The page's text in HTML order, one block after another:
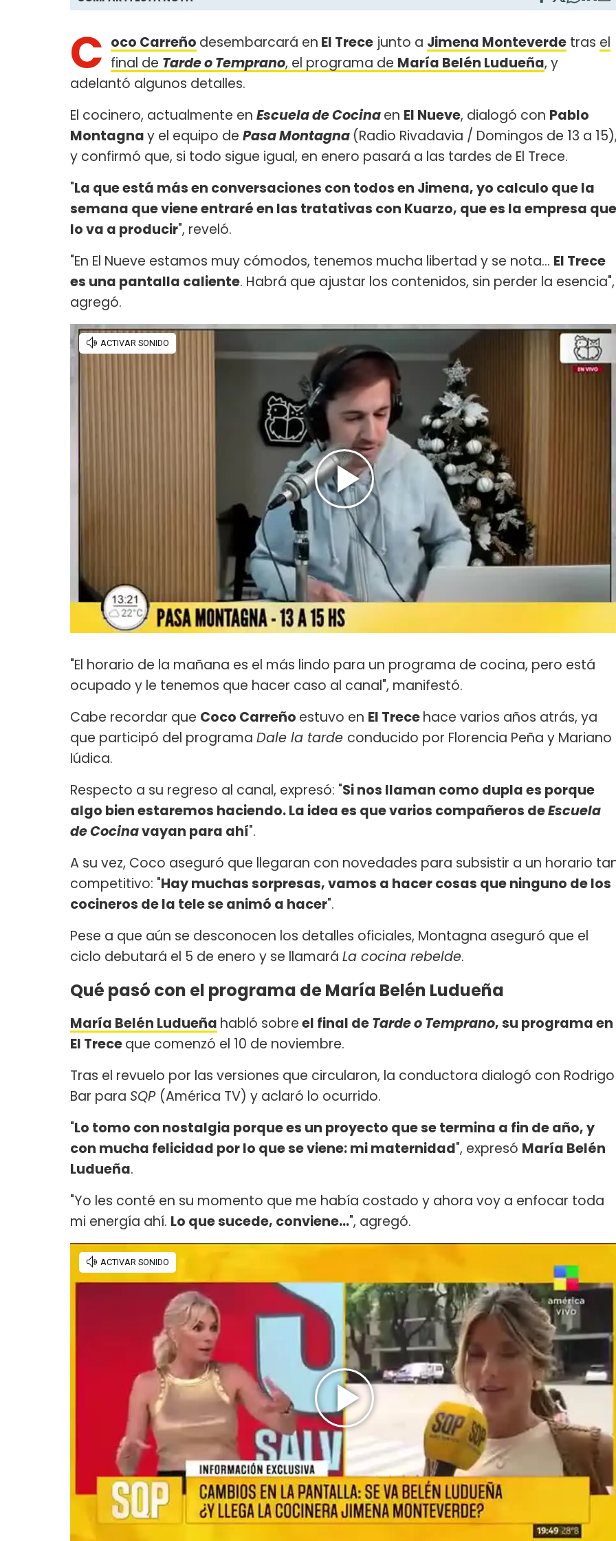
C oco Carreño desembarcará en El Trece junto a Jimena Monteverde tras el
final de Tarde o Temprano, el programa de María Belén Ludueña, y
adelantó algunos detalles.
El cocinero, actualmente en Escuela de Cocinaen El Nueve, dialogó con Pablo
Montagnay el equipo de Pasa Montagna (Radio Rivadavia / Domingos de 13 a
y confirmó que, si todo sigue igual, en enero pasará a las tardes de El Trece.
"La que está más en conversaciones con todos en Jimena, yo calculo que la
semana que viene entraré en las tratativas con Kuarzo, que es la empresa que
lo va a producir", reveló.
"En El Nueve estamos muy cómodos, tenemos mucha libertad y se nota... El Trece
es una pantalla caliente. Habrá que ajustar los contenidos, sin perder la esencia",
agregó.
"El horario de la mañana es el más lindo para un programa de cocina, pero está
ocupado y le tenemos que hacer caso al canal", manifestó.
Cabe recordar que Coco Carreño estuvo en El Trecehace varios años atrás, ya
que participó del programa Dale la tarde conducido por Florencia Peña y Mariano
Iúdica.
Respecto a su regreso al canal, expresó: "Si nos llaman como dupla es porque
algo bien estaremos haciendo. La idea es que varios compañeros deEscuela
de Cocinavayan para ahí".
A su vez, Coco aseguró que llegaran con novedades para subsistir a un horario
competitivo: "Hay muchas sorpresas, vamos a hacer cosas que ninguno de los
cocineros de la tele se animó a hacer".
Pese a que aún se desconocen los detalles oficiales, Montagna aseguró que el
ciclo debutará el 5 de enero y se llamará La cocina rebelde.
Qué pasó con el programa de María Belén Ludueña
María Belén Ludueña habló sobreel final deTarde o Temprano, su programa en
El Treceque comenzó el 10 de noviembre.
Tras el revuelo por las versiones que circularon, la conductora dialogó con Rodrigo
Bar para SQP (América TV) y aclaró lo ocurrido.
"Lo tomo con nostalgia porque es un proyecto que se termina a fin de año, y
con mucha felicidad por lo que se viene: mi maternidad", expresó María Belén
Ludueña.
"Yo les conté en su momento que me había costado y ahora voy a enfocar toda
mi energía ahí. Lo que sucede, conviene...", agregó.